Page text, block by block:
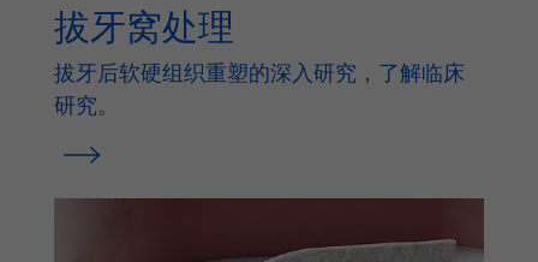
拔牙窝处理
拔牙后软硬组织重塑的深入研究，了解临床
研究。